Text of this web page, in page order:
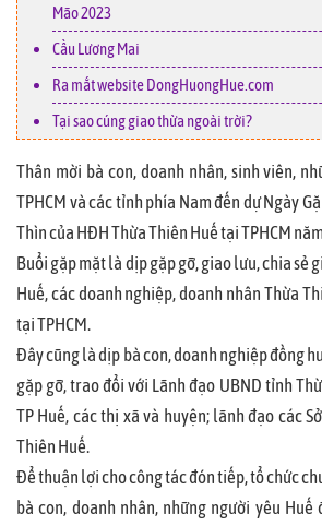
Mão 2023
Cầu Lương Mai
Ra mắt website DongHuongHue.com
Tại sao cúng giao thừa ngoài trời?
Thân mời bà con, doanh nhân, sinh viên,
TPHCM và các tỉnh phía Nam đến dự Ngày
Thìn của HĐH Thừa Thiên Huế tại TPHCM
Buổi gặp mặt là dịp gặp gỡ, giao lưu, chia sẻ
Huế, các doanh nghiệp, doanh nhân Thừa
tại TPHCM.
Đây cũng là dịp bà con, doanh nghiệp đồng
gặp gỡ, trao đổi với Lãnh đạo UBND tỉnh
TP Huế, các thị xã và huyện; lãnh đạo các
Thiên Huế.
Để thuận lợi cho công tác đón tiếp, tổ chức
bà con, doanh nhân, những người yêu